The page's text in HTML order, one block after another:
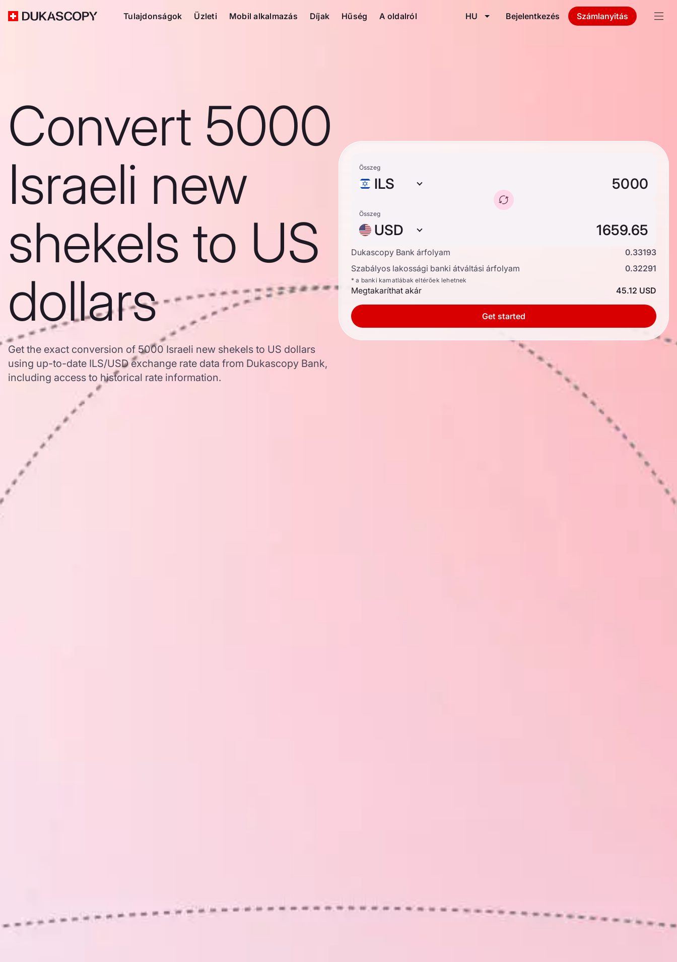
Tulajdonságok Üzleti Mobil alkalmazás Díjak Hűség A oldalról HU Bejelentkezés Számlanyitás
Convert 5000
Israeli new
shekels to US
dollars
Get the exact conversion of 5000 Israeli new shekels to US dollars
using up-to-date ILS/USD exchange rate data from Dukascopy Bank,
including access to historical rate information.
Összeg
ILS
Összeg
USD
Dukascopy Bank árfolyam
0.33193
Szabályos lakossági banki átváltási árfolyam
0.32291
* a banki kamatlábak eltérőek lehetnek
Megtakaríthat akár 45.12 USD
Get started